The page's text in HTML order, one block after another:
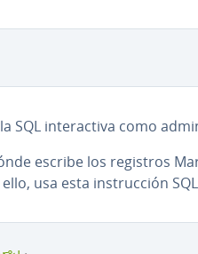
SQL in­ter­ac­ti­va como
escribe los registros
usa esta in­s­tru­c­ción